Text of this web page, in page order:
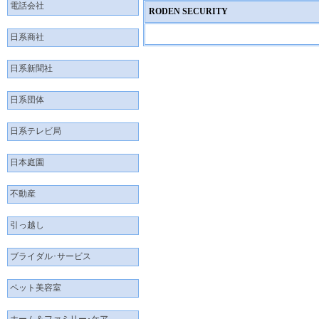
電話会社
日系商社
日系新聞社
日系団体
日系テレビ局
日本庭園
不動産
引っ越し
ブライダル･サービス
ペット美容室
RODEN SECURITY